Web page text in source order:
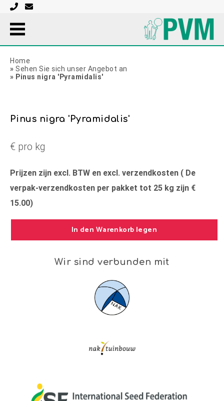
Home
» Sehen Sie sich unser Angebot an
» Pinus nigra 'Pyramidalis'
Pinus nigra 'Pyramidalis'
€ pro kg
Prijzen zijn excl. BTW en excl. verzendkosten ( De
verpak-verzendkosten per pakket tot 25 kg zijn €
15.00)
In den Warenkorb legen
Wir sind verbunden mit